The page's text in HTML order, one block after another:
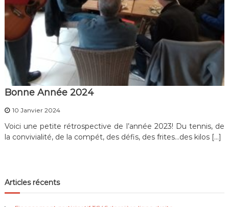
Bonne Année 2024
10 Janvier 2024
Voici une petite rétrospective de l’année 2023! Du tennis, de
la convivialité, de la compét, des défis, des frites…des kilos […]
Articles récents